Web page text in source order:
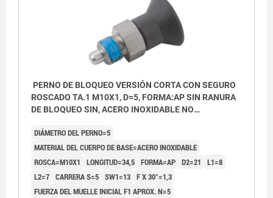
PERNO DE BLOQUEO VERSIÓN CORTA CON SEGURO
ROSCADO TA.1 M10X1, D=5, FORMA:AP SIN RANURA
DE BLOQUEO SIN, ACERO INOXIDABLE NO
ANTRACITA RAL7021
DIÁMETRO DEL PERNO=5
MATERIAL DEL CUERPO DE BASE=ACERO INOXIDABLE
ROSCA=M10X1
LONGITUD=34,5 FORMA=AP D2=21
L1=8
L2=7 CARRERA S=5 SW1=13 F X 30°=1,3
FUERZA DEL MUELLE INICIAL F1 APROX. N=5